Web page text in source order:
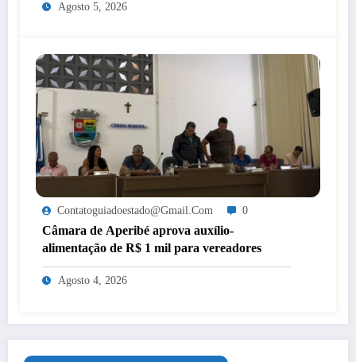
Agosto 5, 2026
Contatoguiadoestado@gmail.com 0
Câmara de Aperibé aprova auxílio-
alimentação de R$ 1 mil para vereadores
Agosto 4, 2026